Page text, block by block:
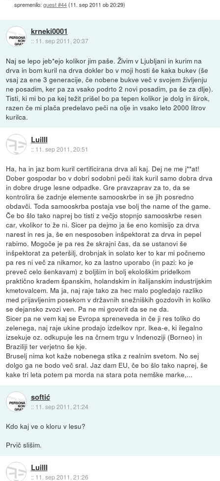
spremenilo:guest #44(11. sep 2011 ob 20:29)
krneki0001
:: 11. sep 2011, 20:37
Naj se lepo jeb*ejo kolikor jim paše. Živim v Ljubljani in kurim na
drva in bom kuril na drva dokler bo v moji hosti še kaka bukev (še
vsaj za ene 3 generacije, če nobene bukve več v svojem življenju
ne posadim, ker pa za vsako podrto 2 novi posadim, pa še za dlje).
Tisti, ki mi bo pa kej težit prišel bo pa tepen kolikor je dolg in širok,
razen če mi plača predelavo peči na olje in vsako leto 2000 litrov
kurilca.
LuiIII
:: 11. sep 2011, 20:51
Ha, ha in jaz bom kuril certificirana drva ali kaj. Dej ne me j**at!
Dober gospodar bo v dobri sodobni peči itak kuril samo dobra drva
in dobre druge lesne odpadke. Gre pravzaprav za to, da se
kontrolira še zadnje elemente samooskrbe in se jih posredno
obdavči. Toda samooskrba postaja vse bolj the name of the game.
Če bo šlo tako naprej bo tisti z večjo stopnjo samooskrbe resen
car, vkolikor to že ni. Sicer pa dejmo ja še eno komisijo za drva
narest in res ja, še en nesposoben inšpektorat za drva in pepel
rabimo. Mogoče je pa res že skrajni čas, da se ustanovi še
inšpektorat za peteršilj, drobnjak in solato ker to kar mi počnemo
pa res ni več za nikamor, ko za lastno uporabo (in pazi: ko je
preveč celo šenkavam) z boljšim in bolj ekološkim pridelkom
praktično kradem španskim, holandskim in italijanskim industrijskim
kmetovalcem. Ma ja, naj raje tako za hec malo pogledajo razliko
med prijavljenim posekom v državnih snežniških gozdovih in koliko
se dejansko zvozi ven. Pa ne mi govorit da se ne da.
Sicer pa ne vem kaj se Evropa spreneveda in če ji res toliko do
zelenega, naj raje ukine prodajo izdelkov npr. Ikea-e, ki ilegalno
izsekuje oz. odkupuje les na črnem trgu v Indenoziji (Borneo) in
Braziliji ter verjetno še kje.
Bruselj nima kot kaže nobenega stika z realnim svetom. No sej
dolgo ga ne bodo več sral. Jaz dam EU, če bo šlo tako naprej, še
kake tri leta potem pa morda na stara pota nemške marke,...
softić
:: 11. sep 2011, 21:24
Kdo kaj ve o kloru v lesu?
Prvič slišim.
LuiIII
:: 11. sep 2011, 21:26